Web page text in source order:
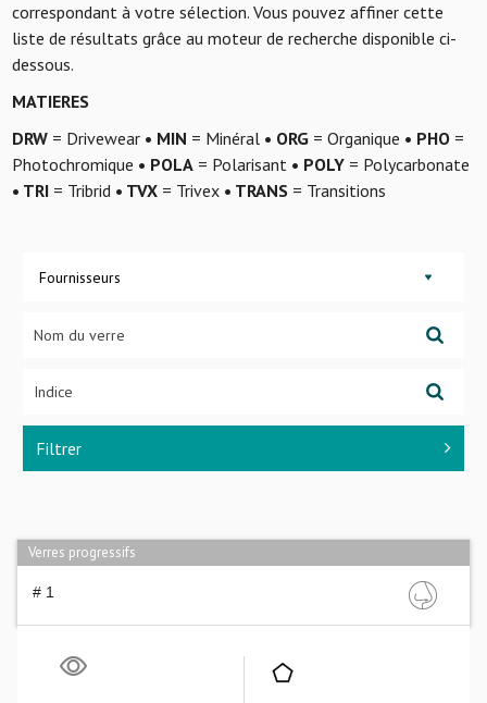
correspondant à votre sélection. Vous pouvez affiner cette
liste de résultats grâce au moteur de recherche disponible ci-
dessous.
MATIERES
DRW= Drivewear • MIN = Minéral • ORG= Organique • PHO=
Photochromique • POLA= Polarisant • POLY= Polycarbonate
• TRI= Tribrid • TVX= Trivex • TRANS= Transitions
Fournisseurs
Filtrer
Verres progressifs
# 1